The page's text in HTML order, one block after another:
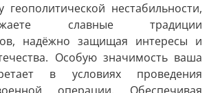
геополитической нестабильности,
славные традиции
надёжно защищая интересы и
Особую значимость ваша
в условиях проведения